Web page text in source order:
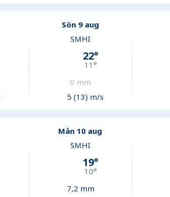
Sön 9 aug
SMHI
22°
11 °
0 mm
5 (13) m/s
Mån 10 aug
SMHI
19°
10°
7,2 mm